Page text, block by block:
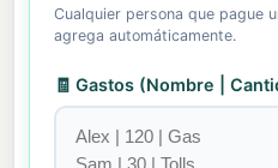
Cualquier persona que pague
agrega automáticamente.
🧾 Gastos (Nombre |